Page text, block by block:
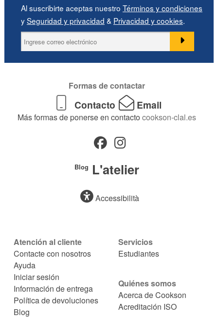
Al suscribirte aceptas nuestro Términos y condiciones
ySeguridad y privacidad & Privacidad y cookies.
Formas de contactar
Contacto Email
Más formas de ponerse en contacto cookson-clal.es
Blog L'atelier
Accessibilità
Atención al cliente
Contacte con nosotros
Ayuda
Iniciar sesión
Información de entrega
Política de devoluciones
Blog
Servicios
Estudiantes
Quiénes somos
Acerca de Cookson
Acreditación ISO